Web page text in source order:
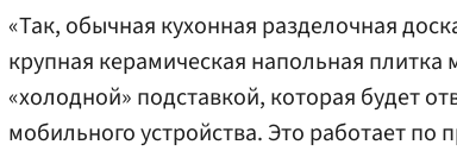
«Так, обычная кухонная разделочная
крупная керамическая напольная плитка
«холодной» подставкой, которая будет
мобильного устройства. Это работает по